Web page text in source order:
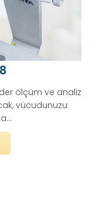
ölçüm ve analiz
vücudunuzu